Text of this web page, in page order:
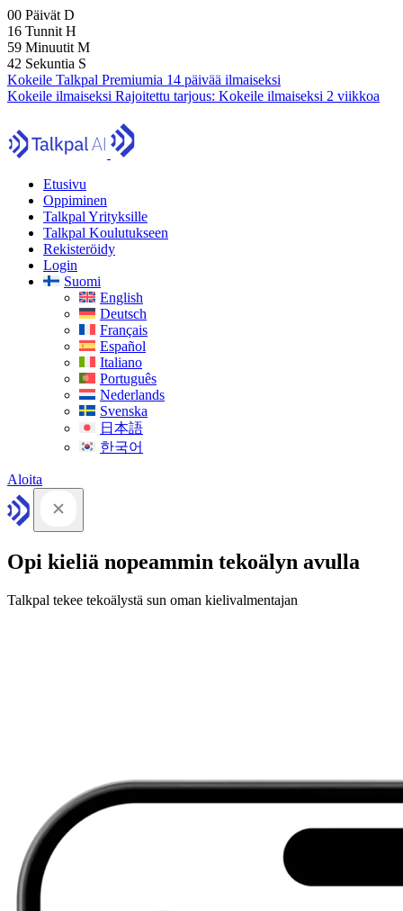
00 Päivät D
16 Tunnit H
59 Minuutit M
40 Sekuntia S
Kokeile Talkpal Premiumia 14 päivää ilmaiseksi
Kokeile ilmaiseksi Rajoitettu tarjous: Kokeile ilmaiseksi 2 viikkoa
Etusivu
Oppiminen
Talkpal Yrityksille
Talkpal Koulutukseen
Rekisteröidy
Login
Suomi
English
Deutsch
Français
Español
Italiano
Português
Nederlands
Svenska
日本語
한국어
Aloita
Opi kieliä nopeammin tekoälyn avulla
Talkpal tekee tekoälystä sun oman kielivalmentajan